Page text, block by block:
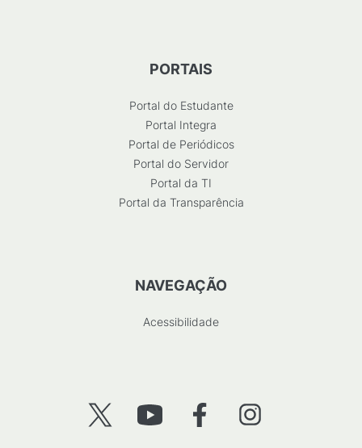
PORTAIS
Portal do Estudante
Portal Integra
Portal de Periódicos
Portal do Servidor
Portal da TI
Portal da Transparência
NAVEGAÇÃO
Acessibilidade